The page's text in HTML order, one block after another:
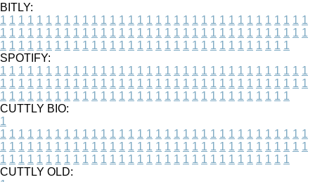
BITLY:
1 1 1 1 1 1 1 1 1 1 1 1 1 1 1 1 1 1 1 1 1 1 1 1 1 1 1 1 1 1 1 1 1 1
1 1 1 1 1 1 1 1 1 1 1 1 1 1 1 1 1 1 1 1 1 1 1 1 1 1 1 1 1 1 1 1 1 1
1 1 1 1 1 1 1 1 1 1 1 1 1 1 1 1 1 1 1 1 1 1 1 1 1 1 1 1 1 1 1 1
SPOTIFY:
1 1 1 1 1 1 1 1 1 1 1 1 1 1 1 1 1 1 1 1 1 1 1 1 1 1 1 1 1 1 1 1 1 1
1 1 1 1 1 1 1 1 1 1 1 1 1 1 1 1 1 1 1 1 1 1 1 1 1 1 1 1 1 1 1 1 1 1
1 1 1 1 1 1 1 1 1 1 1 1 1 1 1 1 1 1 1 1 1 1 1 1 1 1 1 1 1 1 1 1
CUTTLY BIO:
1
1 1 1 1 1 1 1 1 1 1 1 1 1 1 1 1 1 1 1 1 1 1 1 1 1 1 1 1 1 1 1 1 1 1
1 1 1 1 1 1 1 1 1 1 1 1 1 1 1 1 1 1 1 1 1 1 1 1 1 1 1 1 1 1 1 1 1 1
1 1 1 1 1 1 1 1 1 1 1 1 1 1 1 1 1 1 1 1 1 1 1 1 1 1 1 1 1 1 1 1
CUTTLY OLD: